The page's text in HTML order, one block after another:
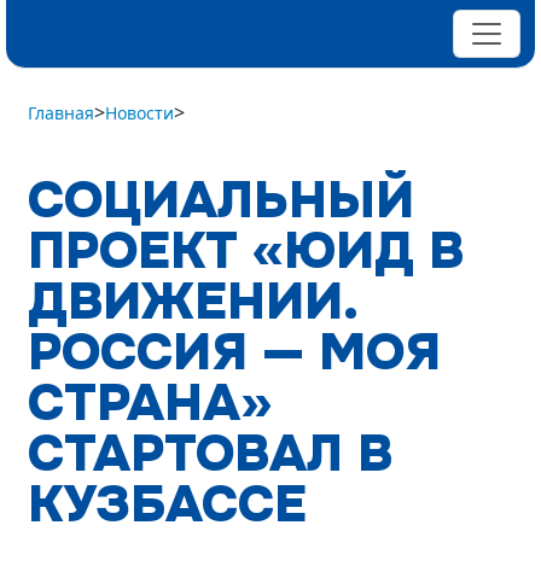
Главная>Новости>
СОЦИАЛЬНЫЙ
ПРОЕКТ «ЮИД В
ДВИЖЕНИИ.
РОССИЯ — МОЯ
СТРАНА»
СТАРТОВАЛ В
КУЗБАССЕ